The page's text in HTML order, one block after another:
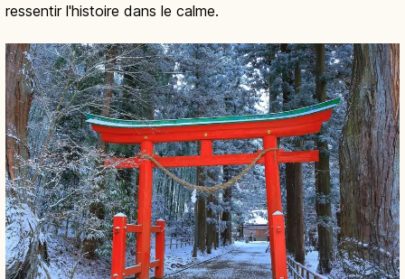
ressentir l'histoire dans le calme.